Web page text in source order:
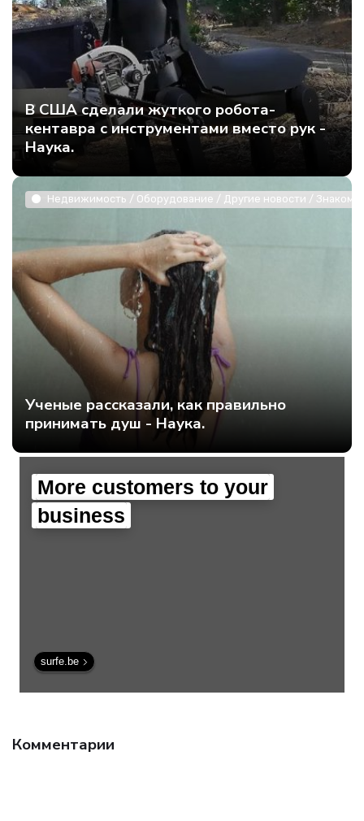
В США сделали жуткого робота-
кентавра с инструментами вместо рук -
Наука.
Недвижимость / Оборудование / Другие новости /
Ученые рассказали, как правильно
принимать душ - Наука.
More customers to your
business
surfe.be
Комментарии